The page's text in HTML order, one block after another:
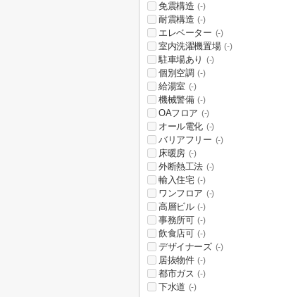
免震構造 (-)
耐震構造 (-)
エレベーター (-)
室内洗濯機置場 (-)
駐車場あり (-)
個別空調 (-)
給湯室 (-)
機械警備 (-)
OAフロア (-)
オール電化 (-)
バリアフリー (-)
床暖房 (-)
外断熱工法 (-)
輸入住宅 (-)
ワンフロア (-)
高層ビル (-)
事務所可 (-)
飲食店可 (-)
デザイナーズ (-)
居抜物件 (-)
都市ガス (-)
下水道 (-)